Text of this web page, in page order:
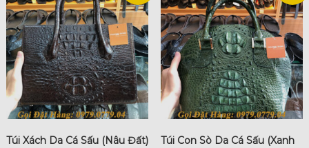
Túi Xách Da Cá Sấu (Nâu Đất)
Túi Con Sò Da Cá Sấu (Xanh